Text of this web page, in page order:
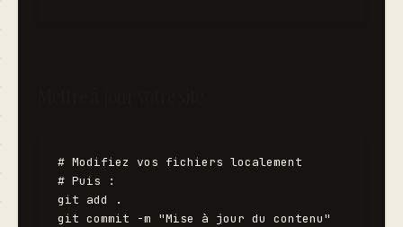
# Modifiez vos fichiers localement
# Puis :
git add .
git commit -m "Mise à jour du contenu"